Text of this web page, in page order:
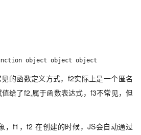
object object object
的函数定义方式，f2实际上是一个匿名
给了f2,属于函数表达式，f3不常见，但
，f1，f2 在创建的时候，JS会自动通过